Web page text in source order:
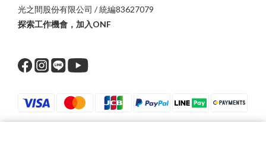
光之間股份有限公司 / 統編83627079
探索工作機會，加入ONF